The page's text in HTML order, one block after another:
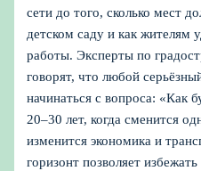
сети до того, сколько мест
детском саду и как жителям
работы. Эксперты по
говорят, что любой
начинаться с вопроса: «Как
20–30 лет, когда сменится
изменится экономика и
горизонт позволяет